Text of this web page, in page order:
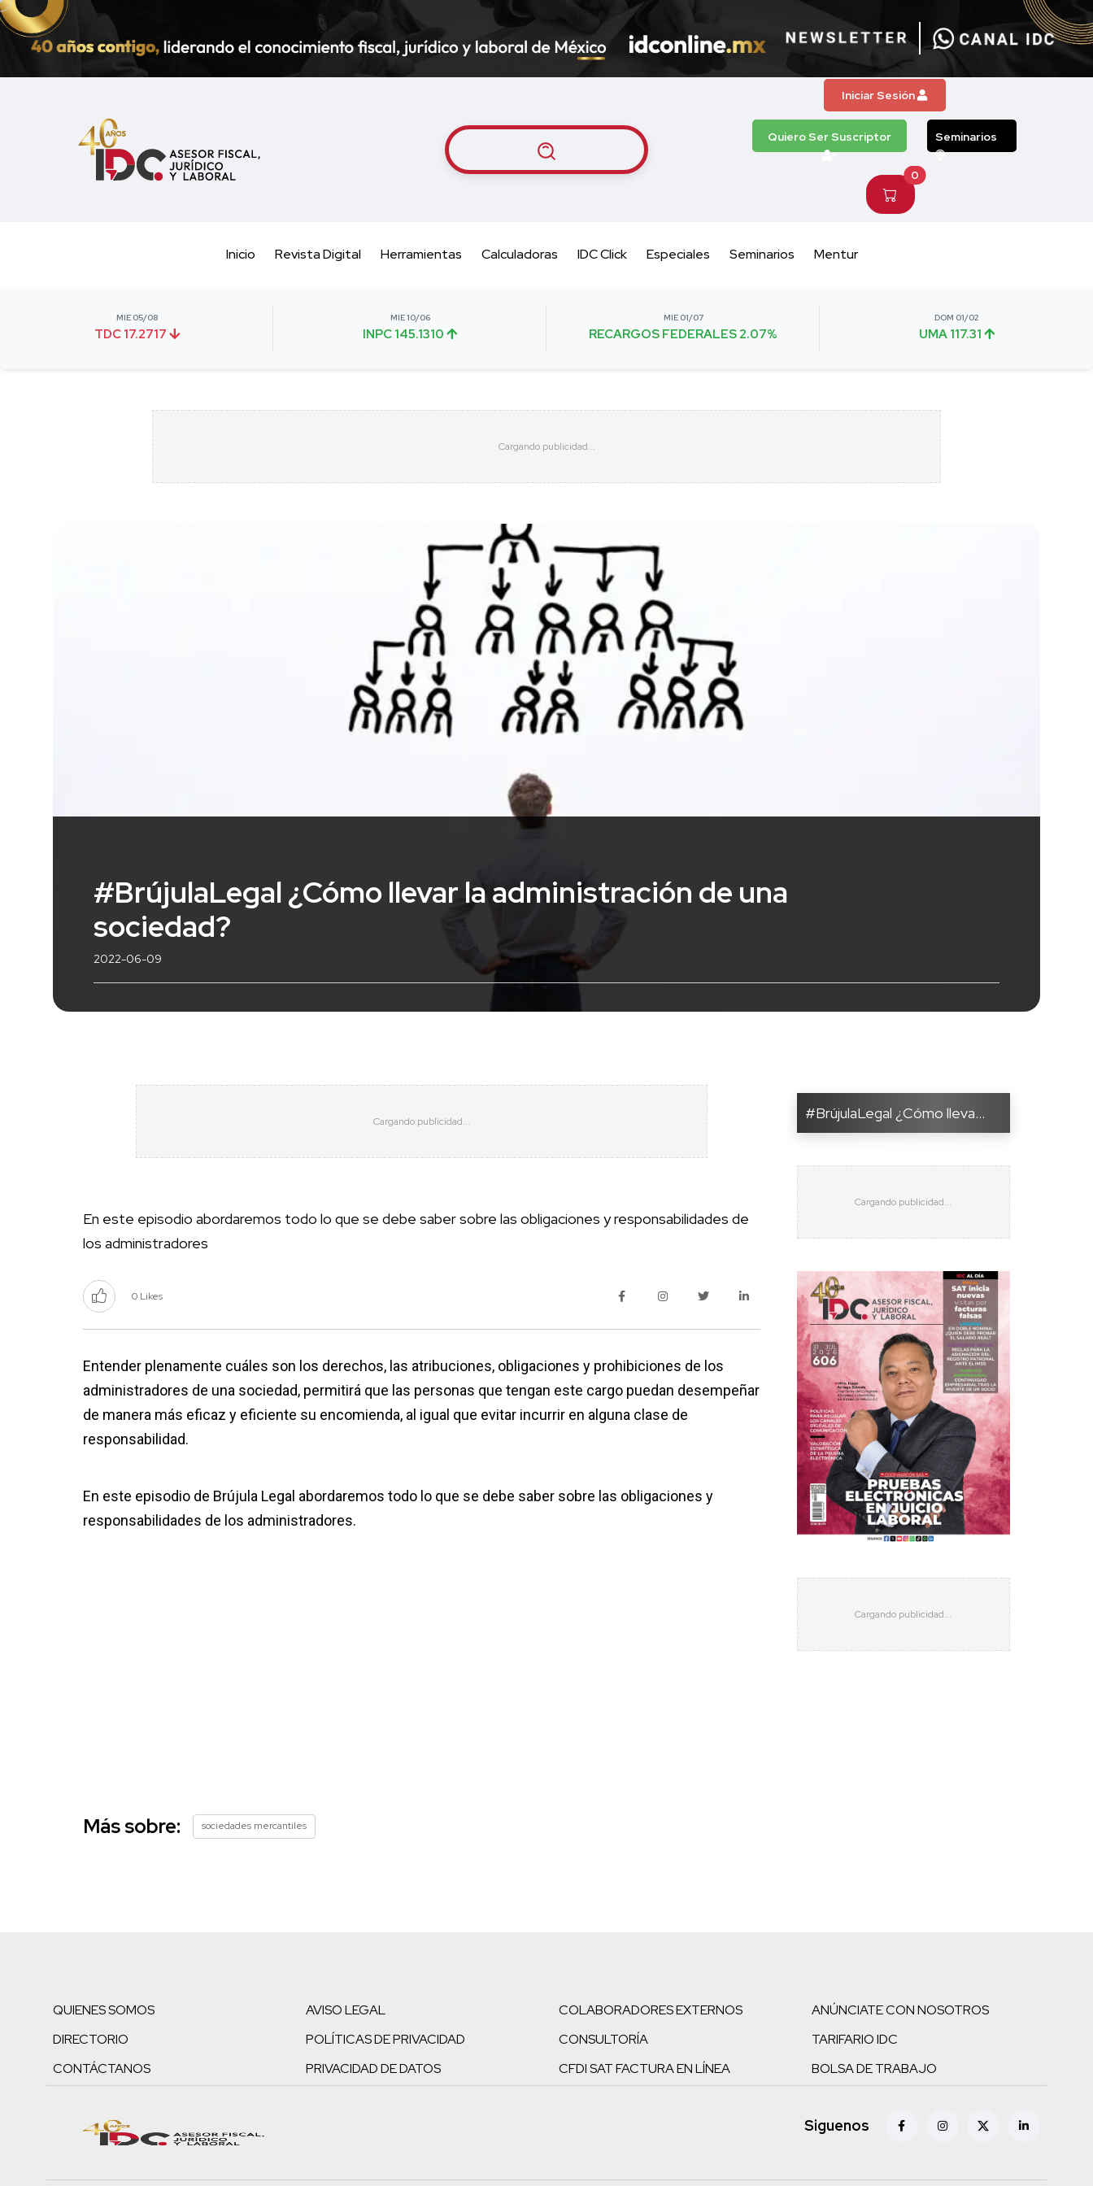
Iniciar Sesión
Quiero Ser Suscriptor Seminarios
0
Inicio Revista Digital Herramientas Calculadoras IDC Click Especiales Seminarios Mentur
MIE 05/08
TDC 17.2717
MIE 10/06
INPC 145.1310
MIE 01/07
RECARGOS FEDERALES 2.07%
DOM 01/02
UMA 117.31
#BrújulaLegal ¿Cómo llevar la administración de una
sociedad?
2022-06-09
En este episodio abordaremos todo lo que se debe saber sobre las obligaciones y responsabilidades de
los administradores
0 Likes
Entender plenamente cuáles son los derechos, las atribuciones, obligaciones y prohibiciones de los
administradores de una sociedad, permitirá que las personas que tengan este cargo puedan desempeñar
de manera más eficaz y eficiente su encomienda, al igual que evitar incurrir en alguna clase de
responsabilidad.
En este episodio de Brújula Legal abordaremos todo lo que se debe saber sobre las obligaciones y
responsabilidades de los administradores.
#BrújulaLegal ¿Cómo lleva...
Más sobre: sociedades mercantiles
QUIENES SOMOS
DIRECTORIO
CONTÁCTANOS
AVISO LEGAL
POLÍTICAS DE PRIVACIDAD
PRIVACIDAD DE DATOS
COLABORADORES EXTERNOS
CONSULTORÍA
CFDI SAT FACTURA EN LÍNEA
ANÚNCIATE CON NOSOTROS
TARIFARIO IDC
BOLSA DE TRABAJO
Siguenos